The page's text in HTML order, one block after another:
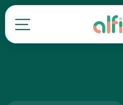
Toutes nos formations